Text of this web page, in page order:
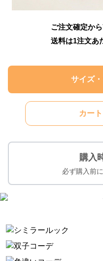
ご注文確定か
送料は1注文あ
サイズ
カー
購入
必ず購入前